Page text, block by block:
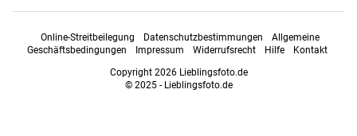
Online-Streitbeilegung Datenschutzbestimmungen
Allgemeine
Geschäftsbedingungen
Impressum Widerrufsrecht Hilfe
Kontakt
Copyright 2026 Lieblingsfoto.de
© 2025 - Lieblingsfoto.de